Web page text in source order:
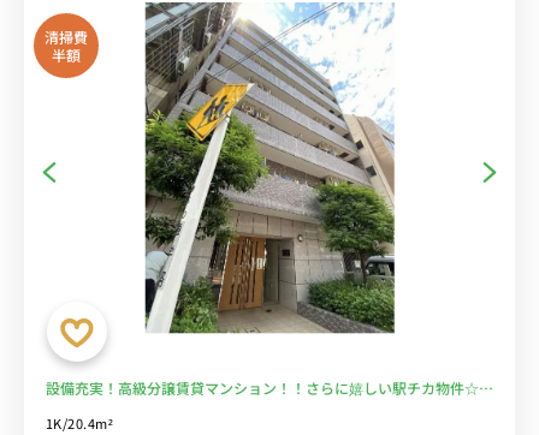
清掃費
半額
設備充実！高級分譲賃貸マンション！！さらに嬉しい駅チカ物件☆■
1K/20.4m²